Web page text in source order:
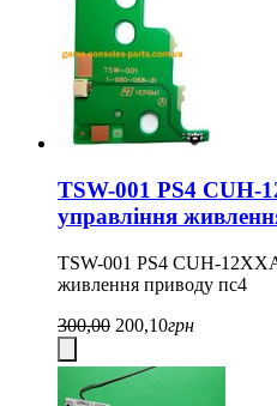
TSW-001 PS4 CUH-
управління
TSW-001 PS4 CUH-
живлення приводу пс4
300,00 200,10грн